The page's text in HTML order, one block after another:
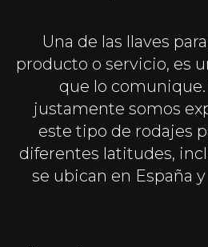
Una de las llaves
producto o servicio, es
que lo comunique.
justamente somos
este tipo de rodajes
diferentes latitudes,
se ubican en España